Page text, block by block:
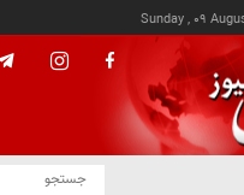
Sunday , 09